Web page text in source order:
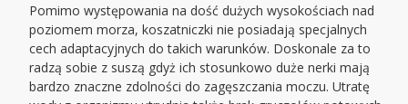
Pomimo występowania na dość dużych wysokościach nad
poziomem morza, koszatniczki nie posiadają specjalnych
cech adaptacyjnych do takich warunków. Doskonale za to
radzą sobie z suszą gdyż ich stosunkowo duże nerki mają
bardzo znaczne zdolności do zagęszczania moczu. Utratę